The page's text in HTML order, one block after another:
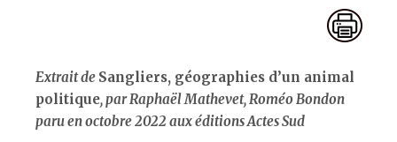
Extrait de Sangliers, géographies d’un animal
politique, par Raphaël Mathevet, Roméo Bondon
paru en octobre 2022 aux éditions Actes Sud